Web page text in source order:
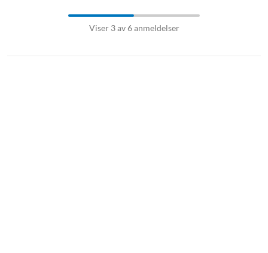
Viser 3 av 6 anmeldelser